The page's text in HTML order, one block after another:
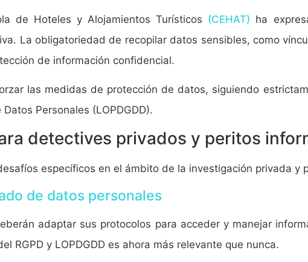
de Hoteles y Alojamientos Turísticos (CEHAT) ha
La obligatoriedad de recopilar datos sensibles, como
de información confidencial.
las medidas de protección de datos, siguiendo
Personales (LOPDGDD).
detectives privados y peritos
específicos en el ámbito de la investigación privada y
de datos personales
adaptar sus protocolos para acceder y manejar
RGPD y LOPDGDD es ahora más relevante que nunca.